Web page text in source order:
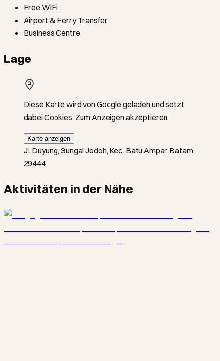
Free WiFi
Airport & Ferry Transfer
Business Centre
Lage
Diese Karte wird von Google geladen und setzt
dabei Cookies. Zum Anzeigen akzeptieren.
Karte anzeigen
Jl. Duyung, Sungai Jodoh, Kec. Batu Ampar, Batam
29444
Aktivitäten in der Nähe